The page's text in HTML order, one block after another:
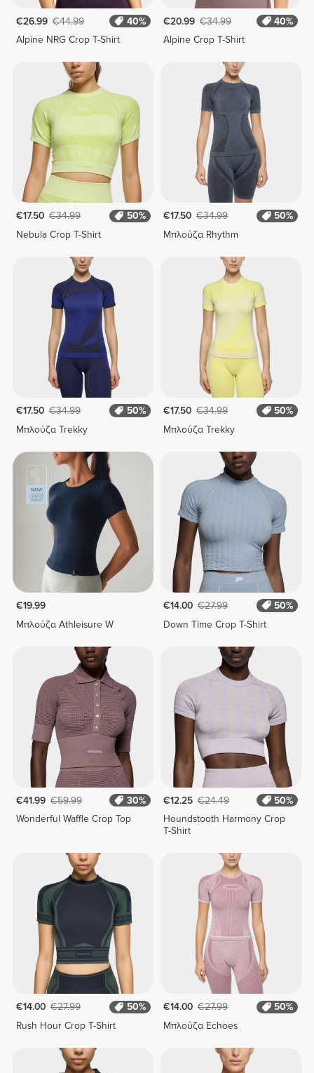
€26.99 €44.99
40%
Alpine NRG Crop T-Shirt
€20.99 €34.99
40%
Alpine Crop T-Shirt
€17.50 €34.99
50%
Nebula Crop T-Shirt
€17.50 €34.99
50%
Μπλούζα Rhythm
€17.50 €34.99
50%
Μπλούζα Trekky
€17.50 €34.99
50%
Μπλούζα Trekky
€19.99
Μπλούζα Athleisure W
€14.00 €27.99
50%
Down Time Crop T-Shirt
€41.99 €59.99
30%
Wonderful Waffle Crop Top
€12.25 €24.49
50%
Houndstooth Harmony Crop
T-Shirt
€14.00 €27.99
50%
Rush Hour Crop T-Shirt
€14.00 €27.99
50%
Μπλούζα Echoes